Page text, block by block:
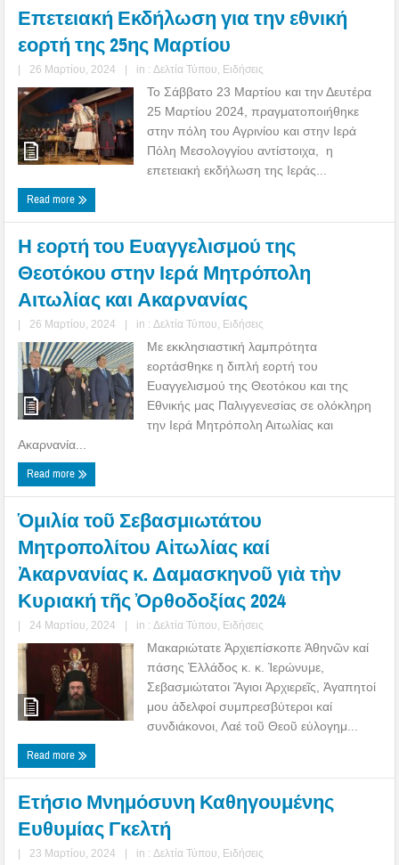
Επετειακή Εκδήλωση για την εθνική
εορτή της 25ης Μαρτίου
| 26 Μαρτίου, 2024 | in : Δελτία Τύπου Ειδήσεις
Το Σάββατο 23 Μαρτίου και την Δευτέρα
25 Μαρτίου 2024, πραγματοποιήθηκε
στην πόλη του Αγρινίου και στην Ιερά
Πόλη Μεσολογγίου αντίστοιχα, η
επετειακή εκδήλωση της Ιεράς...
Read more
Η εορτή του Ευαγγελισμού της
Θεοτόκου στην Ιερά Μητρόπολη
Αιτωλίας και Ακαρνανίας
| 26 Μαρτίου, 2024 | in : Δελτία Τύπου Ειδήσεις
Με εκκλησιαστική λαμπρότητα
εορτάσθηκε η διπλή εορτή του
Ευαγγελισμού της Θεοτόκου και της
Εθνικής μας Παλιγγενεσίας σε ολόκληρη
την Ιερά Μητρόπολη Αιτωλίας και
Ακαρνανία...
Read more
Ὁμιλία τοῦ Σεβασμιωτάτου
Μητροπολίτου Αἰτωλίας καί
Ἀκαρνανίας κ. Δαμασκηνοῦ γιὰ τὴν
Κυριακή τῆς Ὀρθοδοξίας 2024
| 24 Μαρτίου, 2024 | in : Δελτία Τύπου Ειδήσεις
Μακαριώτατε Ἀρχιεπίσκοπε Ἀθηνῶν καί
πάσης Ἑλλάδος κ. κ. Ἱερώνυμε,
Σεβασμιώτατοι Ἅγιοι Ἀρχιερεῖς, Ἀγαπητοί
μου ἀδελφοί συμπρεσβύτεροι καί
συνδιάκονοι, Λαέ τοῦ Θεοῦ εὐλογημ...
Read more
Ετήσιο Μνημόσυνη Καθηγουμένης
Ευθυμίας Γκελτή
| 23 Μαρτίου, 2024 | in : Δελτία Τύπου Ειδήσεις